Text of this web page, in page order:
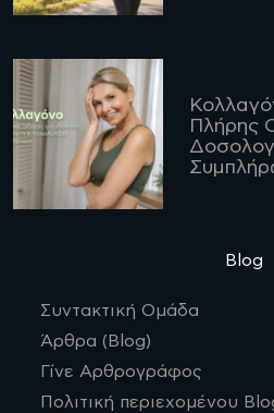
Πλήρης
Blog
Συντακτική Ομάδα
Άρθρα (Blog)
Γίνε Αρθρογράφος
Πολιτική περιεχομένου